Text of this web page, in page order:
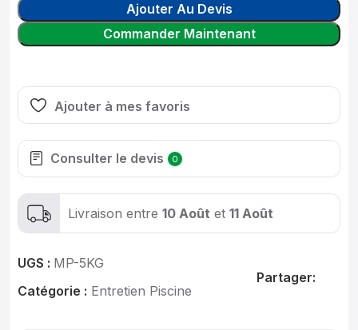
Ajouter Au Devis
Commander Maintenant
Ajouter à mes favoris
Consulter le devis 0
Livraison entre 10 Août et 11 Août
UGS : MP-5KG
Catégorie : Entretien Piscine
Partager: